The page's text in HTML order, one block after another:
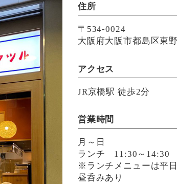
住所
〒534-0024
大阪府大阪市都島区東
アクセス
JR京橋駅 徒歩2分
営業時間
月～日
ランチ 11:30～14:30
※ランチメニューは平
昼呑みあり